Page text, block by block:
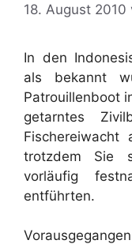
18. August 2010
In den
als bekannt
Patrouillenboot
getarntes
trotzdem Sie
vorläufig
entführten.